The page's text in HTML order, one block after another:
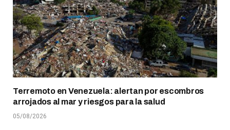
Terremoto en Venezuela: alertan por escombros
arrojados al mar y riesgos para la salud
05/08/2026